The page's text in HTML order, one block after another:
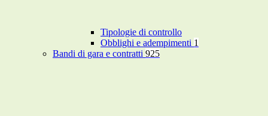
Tipologie di controllo
Obblighi e adempimenti 1
Bandi di gara e contratti 925